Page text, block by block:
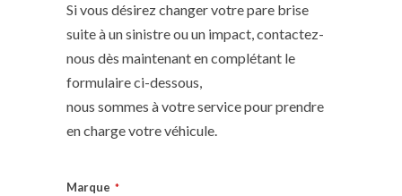
Si vous désirez changer votre pare brise
suite à un sinistre ou un impact, contactez-
nous dès maintenant en complétant le
formulaire ci-dessous,
nous sommes à votre service pour prendre
en charge votre véhicule.
Marque *